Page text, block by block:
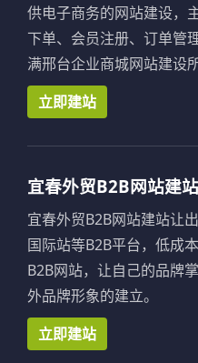
供电子商务的网站建设，
下单、会员注册、订单管
满邢台企业商城网站建设所
立即建站
宜春外贸B2B网站建站
宜春外贸B2B网站建站让
国际站等B2B平台，低成
B2B网站，让自己的品牌
外品牌形象的建立。
立即建站